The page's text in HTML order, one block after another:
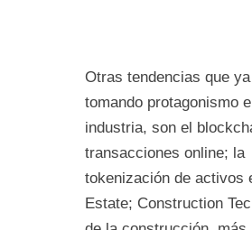
Otras tendencias que
tomando protagonismo
industria, son el
transacciones online; la
tokenización de activos
Estate; Construction